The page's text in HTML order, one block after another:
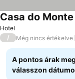
Hotel
Casa do Monte
/ Még nincs értékelve
A pontos árak
válasszon